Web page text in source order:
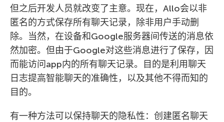
但之后开发人员就改变了主意。现在，Allo会以非
匿名的方式保存所有聊天记录，除非用户手动删
除。当然，在设备和Google服务器间传送的消息依
然加密。但由于Google对这些消息进行了保存，因
而能访问app内的所有聊天记录。目的是利用聊天
日志提高智能聊天的准确性，以及其他不得而知的
目的。
有一种方法可以保持聊天的隐私性：创建匿名聊天